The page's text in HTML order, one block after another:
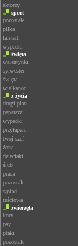
aktorzy
sport
pozostałe
piłka
falstart
wypadki
święta
walentynki
sylwester
święta
wielkanoc
z życia
drugi plan
paparazzi
wypadki
przyłapani
twoj szef
żona
dzieciaki
ślub
praca
pozostałe
sąsiad
teściowa
zwierzęta
koty
psy
ptaki
pozostałe